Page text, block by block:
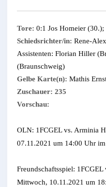
Tore: 0:1 Jos Homeier
Schiedsrichter/in: Rene-
Assistenten: Florian Hiller
(Braunschweig)
Gelbe Karte(n): Mathis
Zuschauer: 235
Vorschau:
OLN: 1FCGEL vs. Arminia
07.11.2021 um 14:00 Uhr
Freundschaftsspiel:
Mittwoch, 10.11.2021 um